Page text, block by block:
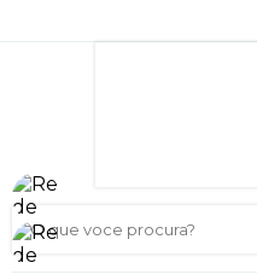
O que voce procura?